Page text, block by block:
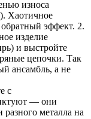
износа
Хаотичное
эффект. 2.
изделие
и выстройте
цепочки. Так
ансамбль, а не
с
— они
металла на